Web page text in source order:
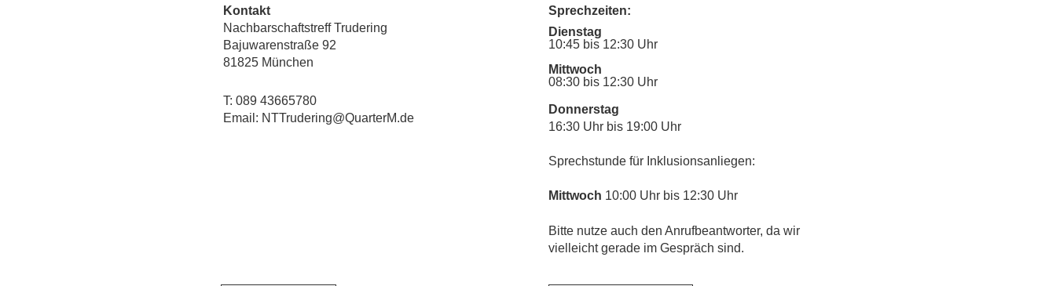
Kontakt
Nachbarschaftstreff Trudering
Bajuwarenstraße 92
81825 München
T: 089 43665780
Email: NTTrudering@QuarterM.de
Sprechzeiten:
Dienstag
10:45 bis 12:30 Uhr
Mittwoch
08:30 bis 12:30 Uhr
Donnerstag
16:30 Uhr bis 19:00 Uhr
Sprechstunde für Inklusionsanliegen:
Mittwoch 10:00 Uhr bis 12:30 Uhr
​Bitte nutze auch den Anrufbeantworter, da wir
vielleicht gerade im Gespräch sind.